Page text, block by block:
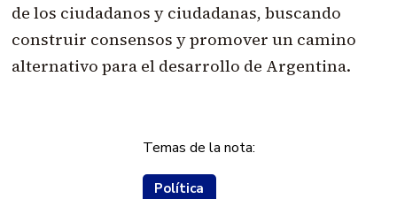
de los ciudadanos y ciudadanas, buscando
construir consensos y promover un camino
alternativo para el desarrollo de Argentina.
Temas de la nota:
Política